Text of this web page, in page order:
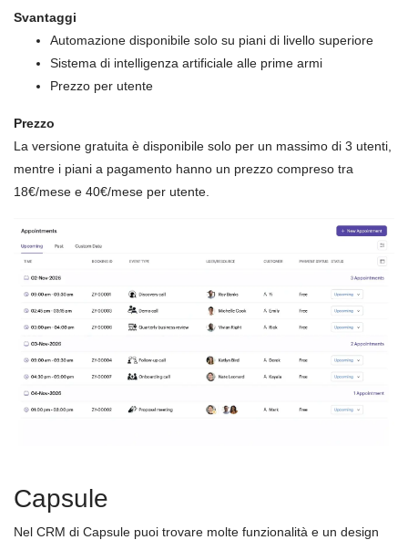
Svantaggi
Automazione disponibile solo su piani di livello superiore
Sistema di intelligenza artificiale alle prime armi
Prezzo per utente
Prezzo
La versione gratuita è disponibile solo per un massimo di 3 utenti,
mentre i piani a pagamento hanno un prezzo compreso tra
18€/mese e 40€/mese per utente.
Capsule
Nel CRM di Capsule puoi trovare molte funzionalità e un design